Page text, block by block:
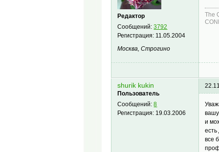
Редактор
Сообщений:3792
Регистрация: 11.05.2004
Москва, Строгино
The
shurik kukin
Пользователь
Сообщений:8
Регистрация: 19.03.2006
и
все